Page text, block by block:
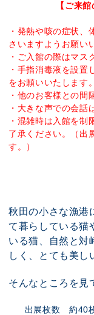
【ご来
・発熱や咳の症状、
さいますようお願い
・ご入館の際はマス
・手指消毒液を設置
をお願いいたします。
・他のお客様との間
・大きな声での会話
・混雑時は入館を制
了承ください。（出
す。）
秋田の小さな漁港
て暮らしている猫
いる猫、
自然と対
しく、とても美し
そんなところを見
出展枚数 約40